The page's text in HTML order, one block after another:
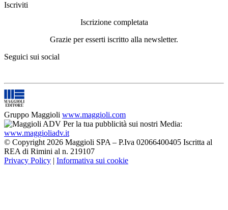
Iscriviti
Iscrizione completata
Grazie per esserti iscritto alla newsletter.
Seguici sui social
Gruppo Maggioli www.maggioli.com
Per la tua pubblicità sui nostri Media:
www.maggioliadv.it
© Copyright 2026 Maggioli SPA – P.Iva 02066400405 Iscritta al
REA di Rimini al n. 219107
Privacy Policy
Informativa sui cookie